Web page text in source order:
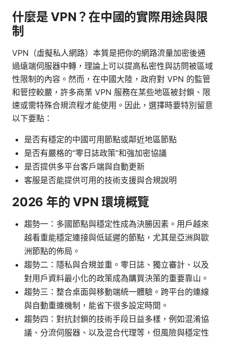
什麼是 VPN？在中國的實際用途與限
制
VPN（虛擬私人網路）本質是把你的網路流量加密後通
過遠端伺服器中轉，理論上可以提高私密性與訪問被區域
性限制的內容。然而，在中國大陸，政府對 VPN 的監管
和管控較嚴，許多商業 VPN 服務在某些地區被封鎖、限
速或需特殊合規流程才能使用。因此，選擇時要特別留意
以下要點：
是否有穩定的中國可用節點或鄰近地區節點
是否有嚴格的“零日誌政策”和強加密協議
是否提供多平台客戶端與自動更新
客服是否能提供可用的技術支援與合規說明
2026 年的 VPN 環境概覽
趨勢一：多國節點與穩定性成為決勝因素。用戶越來
越看重能穩定連接與低延遲的節點，尤其是亞洲與歐
洲節點的佈局。
趨勢二：隱私與合規並重。零日誌、獨立審計、以及
對用戶資料最小化的政策成為購買決策的重要靠山。
趨勢三：整合桌面與移動端統一體驗。跨平台的連線
與自動重連機制，能省下很多設定時間。
趨勢四：對抗封鎖的技術手段日益多樣，例如混淆協
議、分流伺服器、以及混合代理等，但風險與穩定性